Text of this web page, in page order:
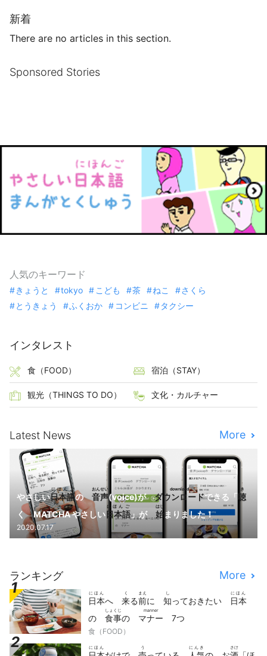
新着
There are no articles in this section.
Sponsored Stories
人気のキーワード
きょうと tokyo こども 茶 ねこ
さくら
とうきょう
ふくおか コンビニ タクシー
インタレスト
食（FOOD） 宿泊（STAY）
観光（THINGS TO DO） 文化・カルチャー
Latest News More
やさしい日本語
にほんご
の 音声
おんせい
(voice)がダウンロード
download
できる「聴
き
く MATCHA やさしい日本語
にほんご
」が 始
はじ
まりました！
2020.07.17
ランキング More
日本
にほん
へ 来
く
る前
まえ
に 知
し
っておきたい 日本
にほん
の 食事
しょくじ
の マナー
manner
7つ
食（FOOD）
にほん う にんき さけ